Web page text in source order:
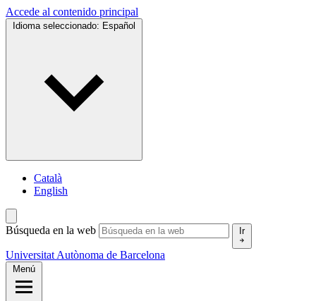
Accede al contenido principal
Idioma seleccionado: Español
Català
English
Búsqueda en la web Ir
Universitat Autònoma de Barcelona
Menú